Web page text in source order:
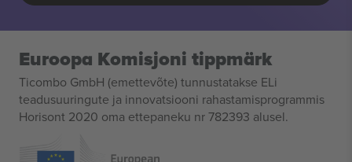
Euroopa Komisjoni tippmärk
Ticombo GmbH (emettevõte) tunnustatakse ELi
teadusuuringute ja innovatsiooni rahastamisprogrammis
Horisont 2020 oma ettepaneku nr 782393 alusel.